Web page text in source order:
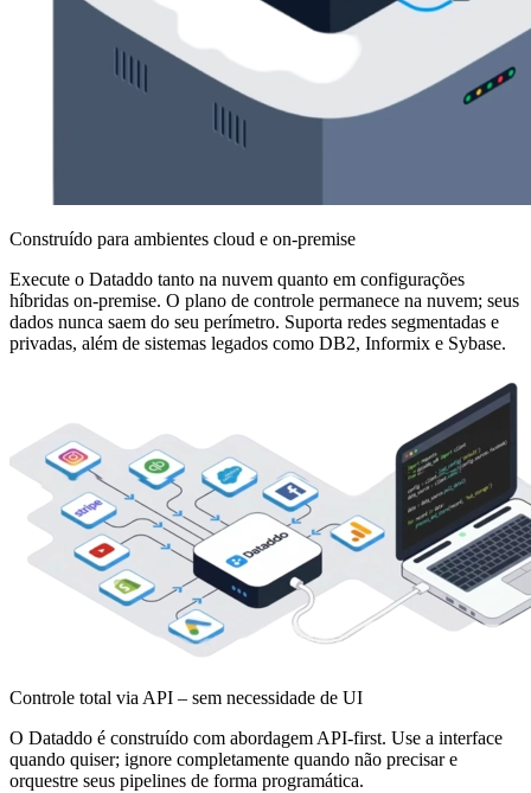
Construído para ambientes cloud e on-premise
Execute o Dataddo tanto na nuvem quanto em configurações
híbridas on-premise. O plano de controle permanece na nuvem; seus
dados nunca saem do seu perímetro. Suporta redes segmentadas e
privadas, além de sistemas legados como DB2, Informix e Sybase.
Controle total via API – sem necessidade de UI
O Dataddo é construído com abordagem API-first. Use a interface
quando quiser; ignore completamente quando não precisar e
orquestre seus pipelines de forma programática.